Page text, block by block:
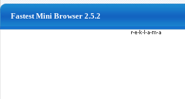
Fastest Mini Browser 2.5.2